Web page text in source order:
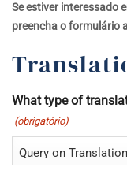
Se estiver interessado
preencha o formulário
What type of
(obrigatório)